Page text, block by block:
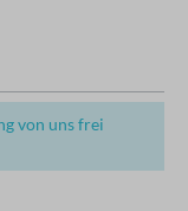
von uns frei